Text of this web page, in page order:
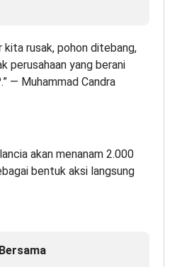
kita rusak, pohon ditebang,
perusahaan yang berani
— Muhammad Candra
akan menanam 2.000
bentuk aksi langsung